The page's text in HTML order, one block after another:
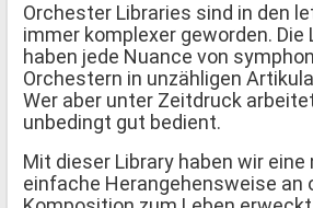
Orchester Libraries sind in den
immer komplexer geworden. Die
haben jede Nuance von
Orchestern in unzähligen
Wer aber unter Zeitdruck
unbedingt gut bedient.
Mit dieser Library haben wir eine
einfache Herangehensweise an